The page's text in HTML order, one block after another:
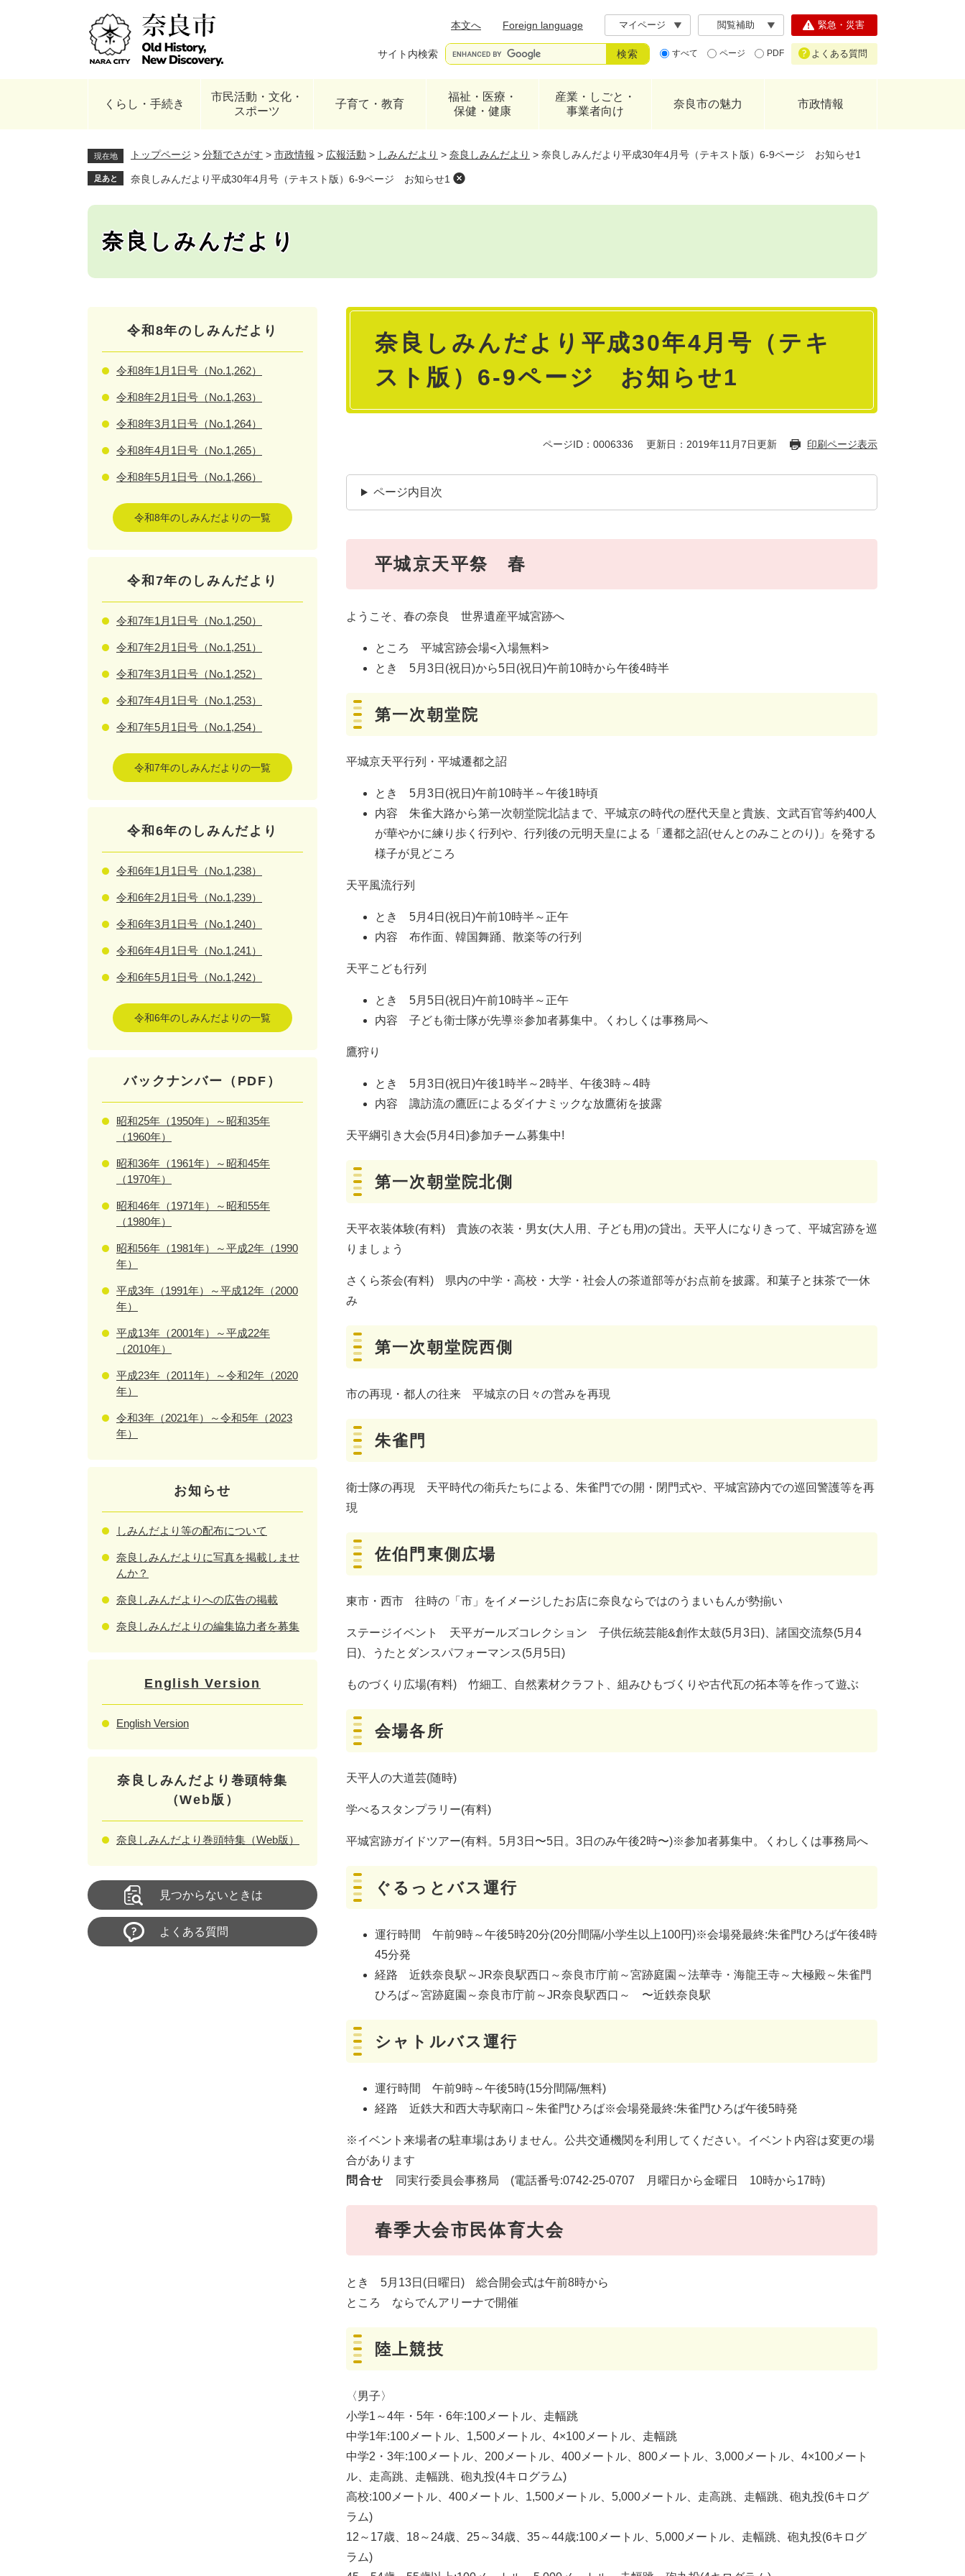
本文へ
Foreign language マイページ 閲覧補助
サイト内検索 すべて ページ PDF
緊急・災害
よくある質問
くらし・手続き
市民活動・文化・
スポーツ
子育て・教育
福祉・医療・
保健・健康
産業・しごと・
事業者向け
奈良市の魅力 市政情報
現在地 トップページ > 分類でさがす > 市政情報 > 広報活動 > しみんだより > 奈良しみんだより > 奈良しみんだより平成30年4月号（テキスト版）6-9ページ お知らせ1
足あと 奈良しみんだより平成30年4月号（テキスト版）6-9ページ お知らせ1
奈良しみんだより
本
奈良しみんだより平成30年4月号（テキ
スト版）6-9ページ お知らせ1
ページID：0006336 更新日：2019年11月7日更新 印刷ページ表示
ページ内目次
平城京天平祭 春
ようこそ、春の奈良 世界遺産平城宮跡へ
ところ 平城宮跡会場<入場無料>
とき 5月3日(祝日)から5日(祝日)午前10時から午後4時半
第一次朝堂院
平城京天平行列・平城遷都之詔
とき 5月3日(祝日)午前10時半～午後1時頃
内容 朱雀大路から第一次朝堂院北詰まで、平城京の時代の歴代天皇と貴族、文武百官等約400人
が華やかに練り歩く行列や、行列後の元明天皇による「遷都之詔(せんとのみことのり)」を発する
様子が見どころ
天平風流行列
とき 5月4日(祝日)午前10時半～正午
内容 布作面、韓国舞踊、散楽等の行列
天平こども行列
とき 5月5日(祝日)午前10時半～正午
内容 子ども衛士隊が先導※参加者募集中。くわしくは事務局へ
鷹狩り
とき 5月3日(祝日)午後1時半～2時半、午後3時～4時
内容 諏訪流の鷹匠によるダイナミックな放鷹術を披露
天平綱引き大会(5月4日)参加チーム募集中!
第一次朝堂院北側
天平衣装体験(有料) 貴族の衣装・男女(大人用、子ども用)の貸出。天平人になりきって、平城宮跡を巡
りましょう
さくら茶会(有料) 県内の中学・高校・大学・社会人の茶道部等がお点前を披露。和菓子と抹茶で一休
み
第一次朝堂院西側
市の再現・都人の往来 平城京の日々の営みを再現
朱雀門
衛士隊の再現 天平時代の衛兵たちによる、朱雀門での開・閉門式や、平城宮跡内での巡回警護等を再
現
佐伯門東側広場
東市・西市 往時の「市」をイメージしたお店に奈良ならではのうまいもんが勢揃い
ステージイベント 天平ガールズコレクション 子供伝統芸能&創作太鼓(5月3日)、諸国交流祭(5月4
日)、うたとダンスパフォーマンス(5月5日)
ものづくり広場(有料) 竹細工、自然素材クラフト、組みひもづくりや古代瓦の拓本等を作って遊ぶ
会場各所
天平人の大道芸(随時)
学べるスタンプラリー(有料)
平城宮跡ガイドツアー(有料。5月3日〜5日。3日のみ午後2時〜)※参加者募集中。くわしくは事務局へ
ぐるっとバス運行
運行時間 午前9時～午後5時20分(20分間隔/小学生以上100円)※会場発最終:朱雀門ひろば午後4時
45分発
経路 近鉄奈良駅～JR奈良駅西口～奈良市庁前～宮跡庭園～法華寺・海龍王寺～大極殿～朱雀門
ひろば～宮跡庭園～奈良市庁前～JR奈良駅西口～ 〜近鉄奈良駅
シャトルバス運行
運行時間 午前9時～午後5時(15分間隔/無料)
経路 近鉄大和西大寺駅南口～朱雀門ひろば※会場発最終:朱雀門ひろば午後5時発
※イベント来場者の駐車場はありません。公共交通機関を利用してください。イベント内容は変更の場
合があります
問合せ
同実行委員会事務局 (電話番号:0742-25-0707 月曜日から金曜日 10時から17時)
春季大会市民体育大会
とき 5月13日(日曜日) 総合開会式は午前8時から
ところ ならでんアリーナで開催
陸上競技
〈男子〉
小学1～4年・5年・6年:100メートル、走幅跳
中学1年:100メートル、1,500メートル、4×100メートル、走幅跳
中学2・3年:100メートル、200メートル、400メートル、800メートル、3,000メートル、4×100メート
ル、走高跳、走幅跳、砲丸投(4キログラム)
高校:100メートル、400メートル、1,500メートル、5,000メートル、走高跳、走幅跳、砲丸投(6キログ
ラム)
12～17歳、18～24歳、25～34歳、35～44歳:100メートル、5,000メートル、走幅跳、砲丸投(6キログ
ラム)
令和8年のしみんだより
令和8年1月1日号（No.1,262）
令和8年2月1日号（No.1,263）
令和8年3月1日号（No.1,264）
令和8年4月1日号（No.1,265）
令和8年5月1日号（No.1,266）
令和8年のしみんだよりの一覧
令和7年のしみんだより
令和7年1月1日号（No.1,250）
令和7年2月1日号（No.1,251）
令和7年3月1日号（No.1,252）
令和7年4月1日号（No.1,253）
令和7年5月1日号（No.1,254）
令和7年のしみんだよりの一覧
令和6年のしみんだより
令和6年1月1日号（No.1,238）
令和6年2月1日号（No.1,239）
令和6年3月1日号（No.1,240）
令和6年4月1日号（No.1,241）
令和6年5月1日号（No.1,242）
令和6年のしみんだよりの一覧
バックナンバー（PDF）
昭和25年（1950年）～昭和35年
（1960年）
昭和36年（1961年）～昭和45年
（1970年）
昭和46年（1971年）～昭和55年
（1980年）
昭和56年（1981年）～平成2年（1990
年）
平成3年（1991年）～平成12年（2000
年）
平成13年（2001年）～平成22年
（2010年）
平成23年（2011年）～令和2年（2020
年）
令和3年（2021年）～令和5年（2023
年）
お知らせ
しみんだより等の配布について
奈良しみんだよりに写真を掲載しませ
んか？
奈良しみんだよりへの広告の掲載
奈良しみんだよりの編集協力者を募集
English Version
English Version
奈良しみんだより巻頭特集
（Web版）
奈良しみんだより巻頭特集（Web版）
見つからないときは
よくある質問